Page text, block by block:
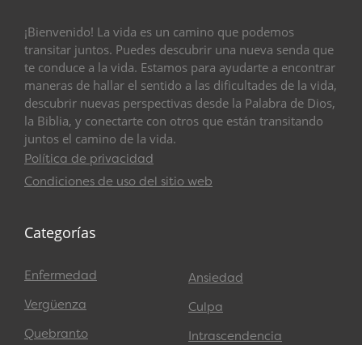
¡Bienvenido! La vida es un camino que podemos
transitar juntos. Puedes descubrir una nueva senda que
te conduce a la vida. Estamos para ayudarte a encontrar
maneras de hallar el sentido a las dificultades de la vida,
descubrir nuevas perspectivas desde la Palabra de Dios,
la Biblia, y conectarte con otros que están transitando
juntos el camino de la vida.
Política de privacidad
Condiciones de uso del sitio web
Categorías
Enfermedad
Vergüenza
Quebranto
Ansiedad
Culpa
Intrascendencia